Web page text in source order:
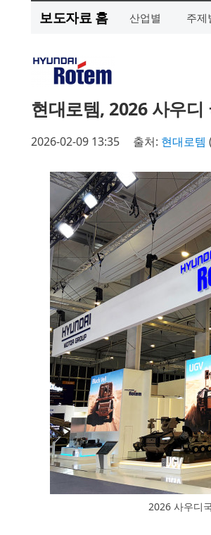
보도자료 홈 산업별 주제
현대로템, 2026 사우
2026-02-09 13:35 출처: 현대로템
2026 사우디